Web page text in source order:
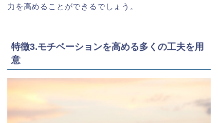
力を高めることができるでしょう。
特徴3.モチベーションを高める多くの工夫を用
意